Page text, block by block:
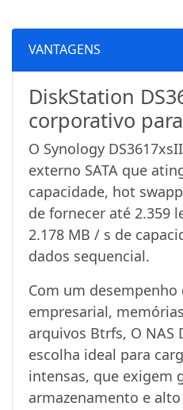
VANTAGENS
DiskStation
corporativo
O Synology
externo SATA que
capacidade, hot
de fornecer até 2.359
2.178 MB / s de
dados sequencial.
Com um desempenho
empresarial,
arquivos Btrfs, O NAS
escolha ideal para
intensas, que exigem
armazenamento e